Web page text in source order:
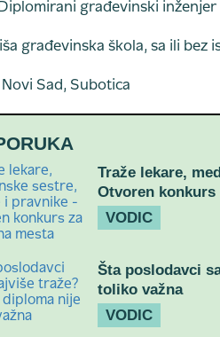
Diplomirani građevinski
građevinska škola, sa ili bez
Novi Sad, Subotica
Traže lekare,
Otvoren konkurs
VODIC
Šta poslodavci
toliko važna
VODIC